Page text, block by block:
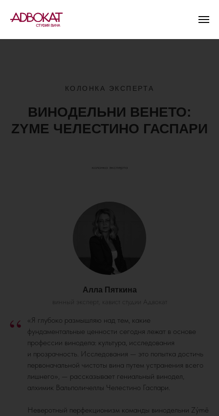
КОЛОНКА ЭКСПЕРТА
ВИНОДЕЛЬНИ ВЕНЕТО:
ZYME ЧЕЛЕСТИНО ГАСПАРИ
колонка эксперта
Алла Пяткина
винный эксперт, кавист студии Адвокат
“
«Я глубоко размышляю над тем, какие
фундаментальные ценности сегодня лежат в основе
профессии винодела: культура, исследования
и прозрачность. Исследования — это попытка достичь
первоначальной чистоты вина путем устранения всего
лишнего», — рассказывает гениальный винодел,
алхимик Вальполичеллы Челестино Гаспари.
Неверотный перфекционизм команды винодельни Zýmē